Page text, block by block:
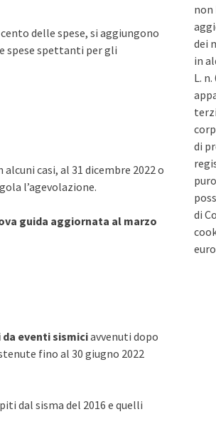
delle spese, si aggiungono
spese spettanti per gli
alcuni casi, al 31 dicembre 2022 o
l’agevolazione.
guida aggiornata al marzo
eventi sismiciavvenuti dopo
fino al 30 giugno 2022
dal sisma del 2016 e quelli
non
dei
in
L.
di
di